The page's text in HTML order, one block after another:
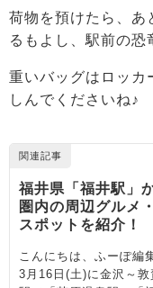
荷物を預けたら、あ
るもよし、駅前の恐
重いバッグはロッカ
しんでくださいね♪